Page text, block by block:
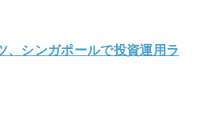
、シンガポールで投資運用ラ